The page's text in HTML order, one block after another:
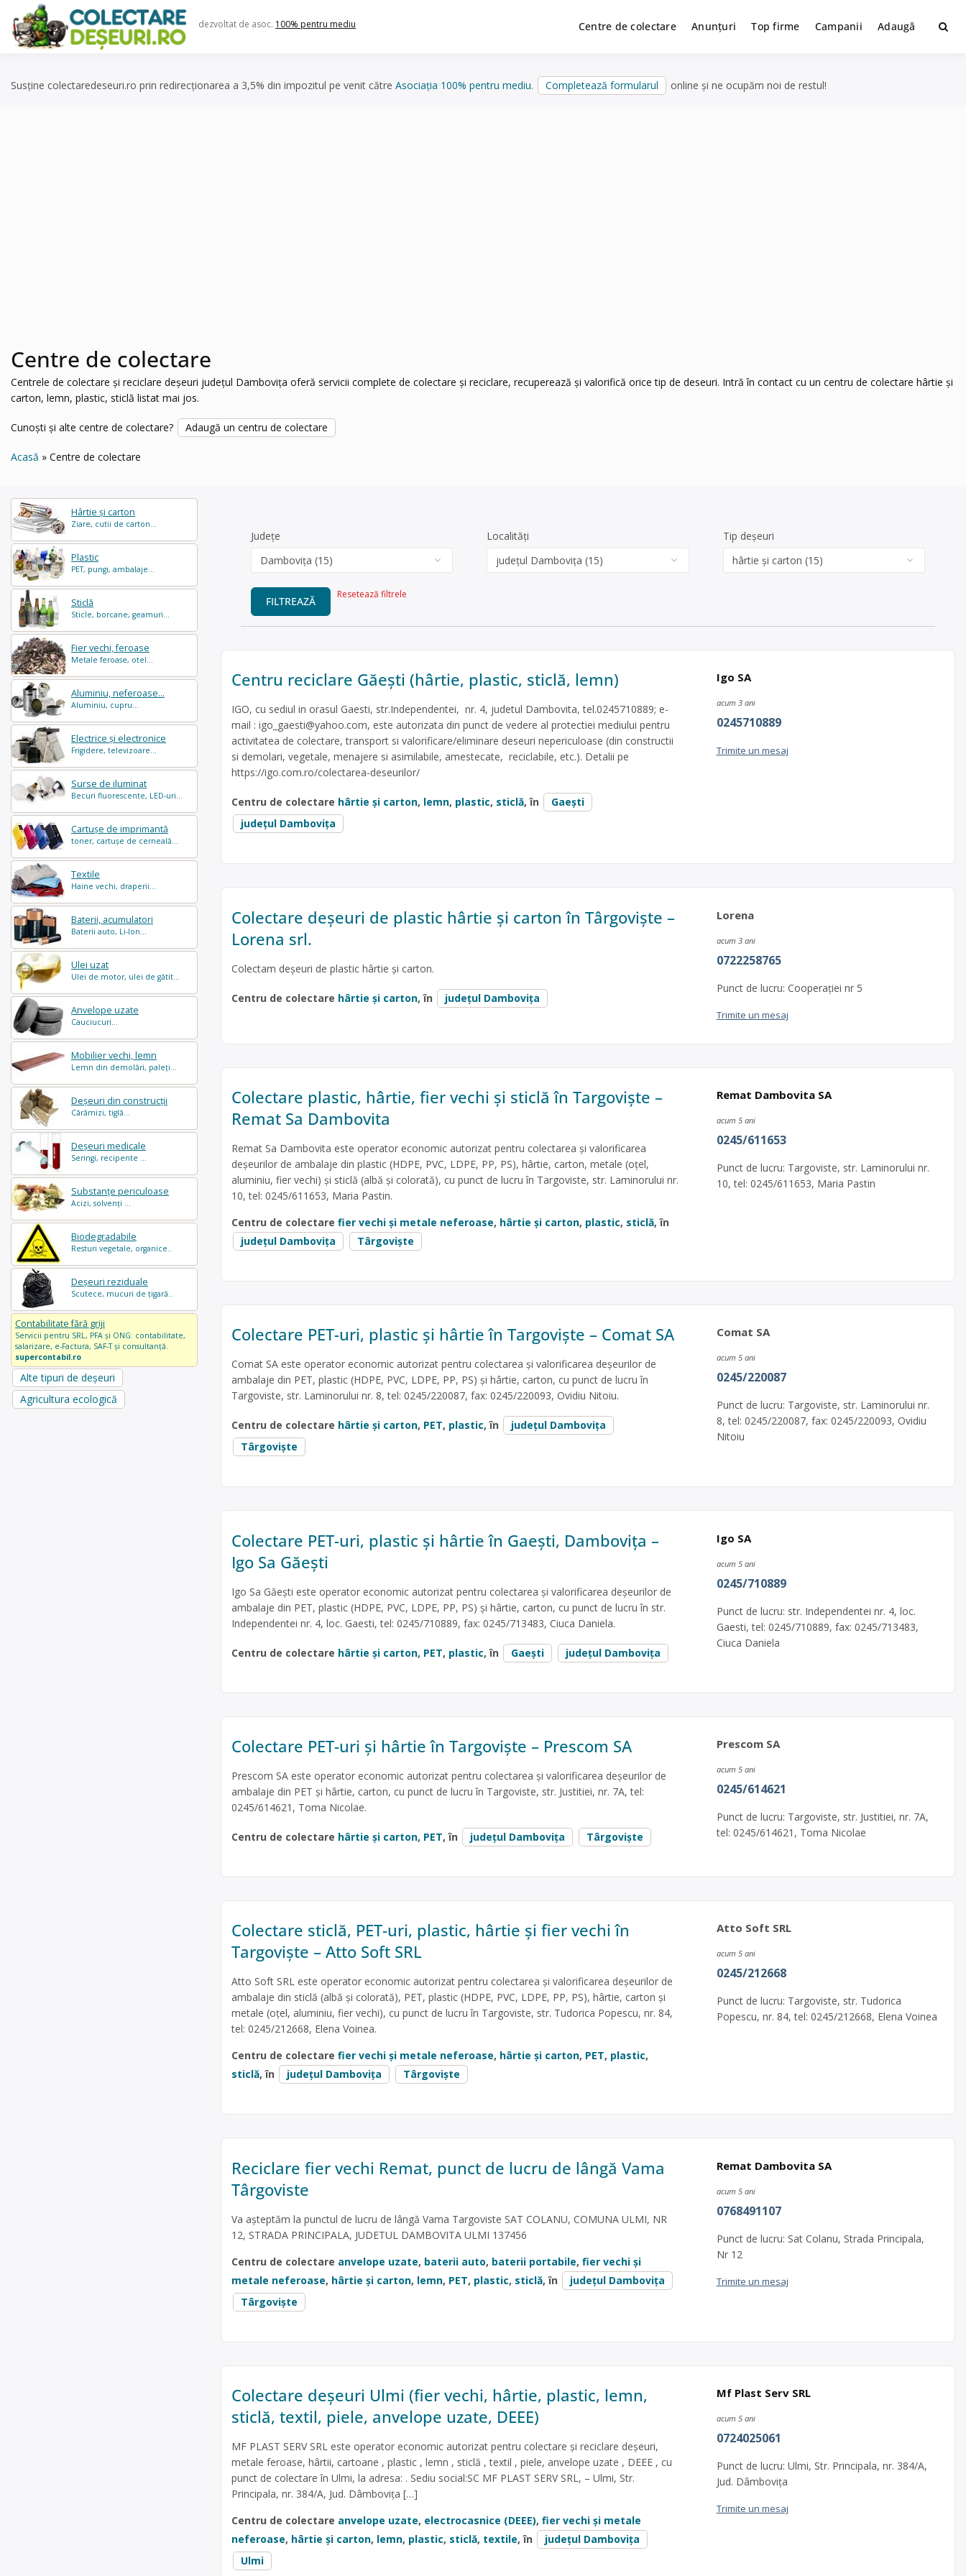
content
dezvoltat de asoc. 100% pentru mediu Centre de colectare Anunțuri Top firme Campanii Adaugă
Susține colectaredeseuri.ro prin redirecționarea a 3,5% din impozitul pe venit către Asociația 100% pentru mediu. Completează formularul online și ne ocupăm noi de restul!
Centre de colectare
Centrele de colectare și reciclare deșeuri județul Dambovița oferă servicii complete de colectare și reciclare, recuperează și valorifică orice tip de deseuri. Intră în contact cu un centru de colectare hârtie și
carton, lemn, plastic, sticlă listat mai jos.
Cunoști și alte centre de colectare? Adaugă un centru de colectare
Acasă Centre de colectare
Hârtie și carton
Ziare, cutii de carton...
Plastic
PET, pungi, ambalaje...
Sticlă
Sticle, borcane, geamuri...
Fier vechi, feroase
Metale feroase, otel...
Aluminiu, neferoase...
Aluminiu, cupru...
Electrice și electronice
Frigidere, televizoare...
Surse de iluminat
Becuri fluorescente, LED-uri...
Cartușe de imprimantă
toner, cartușe de cerneală...
Textile
Haine vechi, draperii...
Baterii, acumulatori
Baterii auto, Li-Ion...
Ulei uzat
Ulei de motor, ulei de gătit...
Anvelope uzate
Cauciucuri...
Mobilier vechi, lemn
Lemn din demolări, paleți...
Deșeuri din construcții
Cărămizi, tiglă...
Deșeuri medicale
Seringi, recipente ...
Substanțe periculoase
Acizi, solvenți ...
Biodegradabile
Resturi vegetale, organice..
Deșeuri reziduale
Scutece, mucuri de țigară..
Contabilitate fără griji
Servicii pentru SRL, PFA și ONG: contabilitate,
salarizare, e-Factura, SAF-T și consultanță.
supercontabil.ro
Alte tipuri de deșeuri
Agricultura ecologică
Județe Localități Tip deșeuri
FILTREAZĂ
Resetează filtrele
Centru reciclare Găești (hârtie, plastic, sticlă, lemn)
IGO, cu sediul in orasul Gaesti, str.Independentei, nr. 4, judetul Dambovita, tel.0245710889; e-
mail : igo_gaesti@yahoo.com, este autorizata din punct de vedere al protectiei mediului pentru
activitatea de colectare, transport si valorificare/eliminare deseuri nepericuloase (din constructii
si demolari, vegetale, menajere si asimilabile, amestecate, reciclabile, etc.). Detalii pe
https://igo.com.ro/colectarea-deseurilor/
Centru de colectare hârtie și carton, lemn, plastic, sticlă, în
Gaești
județul Dambovița
Igo SA
acum 3 ani
0245710889
Trimite un mesaj
Colectare deșeuri de plastic hârtie și carton în Târgoviște –
Lorena srl.
Colectam deșeuri de plastic hârtie și carton.
Centru de colectare hârtie și carton, în județul Dambovița
Lorena
acum 3 ani
0722258765
Punct de lucru: Cooperației nr 5
Trimite un mesaj
Colectare plastic, hârtie, fier vechi și sticlă în Targoviște –
Remat Sa Dambovita
Remat Sa Dambovita este operator economic autorizat pentru colectarea și valorificarea
deșeurilor de ambalaje din plastic (HDPE, PVC, LDPE, PP, PS), hârtie, carton, metale (oțel,
aluminiu, fier vechi) și sticlă (albă și colorată), cu punct de lucru în Targoviste, str. Laminorului nr.
10, tel: 0245/611653, Maria Pastin.
Centru de colectare fier vechi și metale neferoase, hârtie și carton, plastic, sticlă, în
județul Dambovița
Târgoviște
Remat Dambovita SA
acum 5 ani
0245/611653
Punct de lucru: Targoviste, str. Laminorului nr.
10, tel: 0245/611653, Maria Pastin
Colectare PET-uri, plastic și hârtie în Targoviște – Comat SA
Comat SA este operator economic autorizat pentru colectarea și valorificarea deșeurilor de
ambalaje din PET, plastic (HDPE, PVC, LDPE, PP, PS) și hârtie, carton, cu punct de lucru în
Targoviste, str. Laminorului nr. 8, tel: 0245/220087, fax: 0245/220093, Ovidiu Nitoiu.
Centru de colectare hârtie și carton, PET, plastic, în
județul Dambovița
Târgoviște
Comat SA
acum 5 ani
0245/220087
Punct de lucru: Targoviste, str. Laminorului nr.
8, tel: 0245/220087, fax: 0245/220093, Ovidiu
Nitoiu
Colectare PET-uri, plastic și hârtie în Gaești, Dambovița –
Igo Sa Găești
Igo Sa Găești este operator economic autorizat pentru colectarea și valorificarea deșeurilor de
ambalaje din PET, plastic (HDPE, PVC, LDPE, PP, PS) și hârtie, carton, cu punct de lucru în str.
Independentei nr. 4, loc. Gaesti, tel: 0245/710889, fax: 0245/713483, Ciuca Daniela.
Centru de colectare hârtie și carton, PET, plastic, în Gaești județul Dambovița
Igo SA
acum 5 ani
0245/710889
Punct de lucru: str. Independentei nr. 4, loc.
Gaesti, tel: 0245/710889, fax: 0245/713483,
Ciuca Daniela
Colectare PET-uri și hârtie în Targoviște – Prescom SA
Prescom SA este operator economic autorizat pentru colectarea și valorificarea deșeurilor de
ambalaje din PET și hârtie, carton, cu punct de lucru în Targoviste, str. Justitiei, nr. 7A, tel:
0245/614621, Toma Nicolae.
Centru de colectare hârtie și carton, PET, în județul Dambovița Târgoviște
Prescom SA
acum 5 ani
0245/614621
Punct de lucru: Targoviste, str. Justitiei, nr. 7A,
tel: 0245/614621, Toma Nicolae
Colectare sticlă, PET-uri, plastic, hârtie și fier vechi în
Targoviște – Atto Soft SRL
Atto Soft SRL este operator economic autorizat pentru colectarea și valorificarea deșeurilor de
ambalaje din sticlă (albă și colorată), PET, plastic (HDPE, PVC, LDPE, PP, PS), hârtie, carton și
metale (oțel, aluminiu, fier vechi), cu punct de lucru în Targoviste, str. Tudorica Popescu, nr. 84,
tel: 0245/212668, Elena Voinea.
Centru de colectare fier vechi și metale neferoase, hârtie și carton, PET, plastic,
sticlă, în județul Dambovița Târgoviște
Atto Soft SRL
acum 5 ani
0245/212668
Punct de lucru: Targoviste, str. Tudorica
Popescu, nr. 84, tel: 0245/212668, Elena Voinea
Reciclare fier vechi Remat, punct de lucru de lângă Vama
Târgoviste
Va așteptăm la punctul de lucru de lângă Vama Targoviste SAT COLANU, COMUNA ULMI, NR
12, STRADA PRINCIPALA, JUDETUL DAMBOVITA ULMI 137456
Centru de colectare anvelope uzate, baterii auto, baterii portabile, fier vechi și
metale neferoase, hârtie și carton, lemn, PET, plastic, sticlă, în
județul Dambovița
Târgoviște
Remat Dambovita SA
acum 5 ani
0768491107
Punct de lucru: Sat Colanu, Strada Principala,
Nr 12
Trimite un mesaj
Colectare deșeuri Ulmi (fier vechi, hârtie, plastic, lemn,
sticlă, textil, piele, anvelope uzate, DEEE)
MF PLAST SERV SRL este operator economic autorizat pentru colectare și reciclare deșeuri,
metale feroase, hârtii, cartoane , plastic , lemn , sticlă , textil , piele, anvelope uzate , DEEE , cu
punct de colectare în Ulmi, la adresa: . Sediu social:SC MF PLAST SERV SRL, – Ulmi, Str.
Principala, nr. 384/A, Jud. Dâmbovița […]
Centru de colectare anvelope uzate, electrocasnice (DEEE), fier vechi și metale
neferoase, hârtie și carton, lemn, plastic, sticlă, textile, în
județul Dambovița
Ulmi
Mf Plast Serv SRL
acum 5 ani
0724025061
Punct de lucru: Ulmi, Str. Principala, nr. 384/A,
Jud. Dâmbovița
Trimite un mesaj